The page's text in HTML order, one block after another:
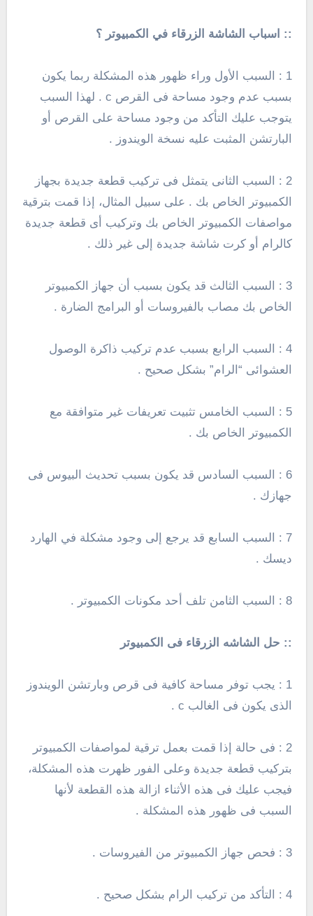
:: اسباب الشاشة الزرقاء في الكمبيوتر ؟
1 : السبب الأول وراء ظهور هذه المشكلة ربما يكون
بسبب عدم وجود مساحة فى القرص c . لهذا السبب
يتوجب عليك التأكد من وجود مساحة على القرص أو
البارتشن المثبت عليه نسخة الويندوز .
2 : السبب الثانى يتمثل فى تركيب قطعة جديدة بجهاز
الكمبيوتر الخاص بك . على سبيل المثال، إذا قمت بترقية
مواصفات الكمبيوتر الخاص بك وتركيب أى قطعة جديدة
كالرام أو كرت شاشة جديدة إلى غير ذلك .
3 : السبب الثالث قد يكون بسبب أن جهاز الكمبيوتر
الخاص بك مصاب بالفيروسات أو البرامج الضارة .
4 : السبب الرابع بسبب عدم تركيب ذاكرة الوصول
العشوائى “الرام” بشكل صحيح .
5 : السبب الخامس تثبيت تعريفات غير متوافقة مع
الكمبيوتر الخاص بك .
6 : السبب السادس قد يكون بسبب تحديث البيوس فى
جهازك .
7 : السبب السابع قد يرجع إلى وجود مشكلة في الهارد
ديسك .
8 : السبب الثامن تلف أحد مكونات الكمبيوتر .
:: حل الشاشه الزرقاء فى الكمبيوتر
1 : يجب توفر مساحة كافية فى قرص وبارتشن الويندوز
الذى يكون فى الغالب c .
2 : فى حالة إذا قمت بعمل ترقية لمواصفات الكمبيوتر
بتركيب قطعة جديدة وعلى الفور ظهرت هذه المشكلة،
فيجب عليك فى هذه الأثناء ازالة هذه القطعة لأنها
السبب فى ظهور هذه المشكلة .
3 : فحص جهاز الكمبيوتر من الفيروسات .
4 : التأكد من تركيب الرام بشكل صحيح .